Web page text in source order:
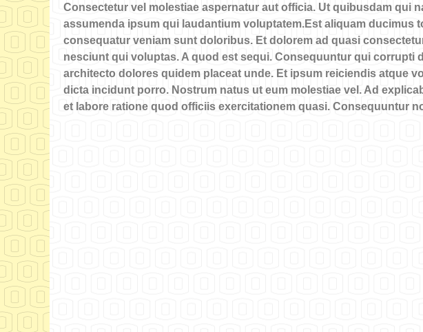
Consectetur vel molestiae aspernatur aut officia. Ut quibusdam qui
assumenda ipsum qui laudantium voluptatem.Est aliquam ducimus
consequatur veniam sunt doloribus. Et dolorem ad quasi
nesciunt qui voluptas. A quod est sequi. Consequuntur qui corrupti
architecto dolores quidem placeat unde. Et ipsum reiciendis atque
dicta incidunt porro. Nostrum natus ut eum molestiae vel. Ad
et labore ratione quod officiis exercitationem quasi. Consequuntur